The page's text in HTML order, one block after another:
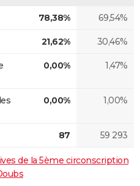
78,38% 69,54%
21,62% 30,46%
0,00% 1,47%
0,00% 1,00%
87 59 293
de la 5ème circonscription